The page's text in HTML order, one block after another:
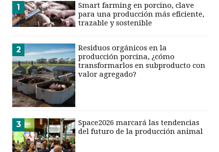
1
Smart farming en porcino, clave
para una producción más eficiente,
trazable y sostenible
2
Residuos orgánicos en la
producción porcina, ¿cómo
transformarlos en subproducto con
valor agregado?
3
Space2026 marcará las tendencias
del futuro de la producción animal